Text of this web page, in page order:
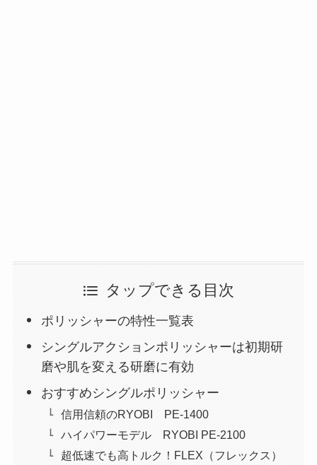
タップできる目次
ポリッシャーの特性一覧表
シングルアクションポリッシャーは初期研
磨や肌を変える研磨に有効
おすすめシングルポリッシャー
信用信頼のRYOBI PE-1400
ハイパワーモデル RYOBI PE-2100
超低速でも高トルク！FLEX（フレックス）